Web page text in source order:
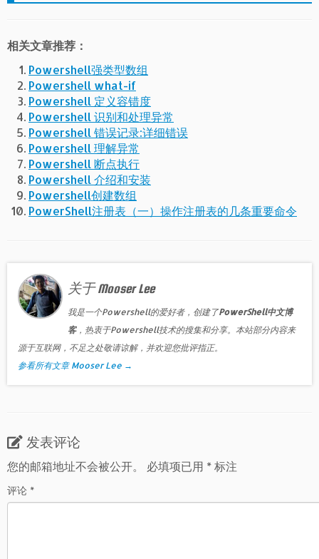
相关文章推荐：
Powershell强类型数组
Powershell what-if
Powershell 定义容错度
Powershell 识别和处理异常
Powershell 错误记录:详细错误
Powershell 理解异常
Powershell 断点执行
Powershell 介绍和安装
Powershell创建数组
PowerShell注册表（一）操作注册表的几条重要命令
关于 Mooser Lee
我是一个Powershell的爱好者，创建了PowerShell中文博
客，热衷于Powershell技术的搜集和分享。本站部分内容来
源于互联网，不足之处敬请谅解，并欢迎您批评指正。
参看所有文章 Mooser Lee →
发表评论
您的邮箱地址不会被公开。
必填项已用 *标注
评论 *